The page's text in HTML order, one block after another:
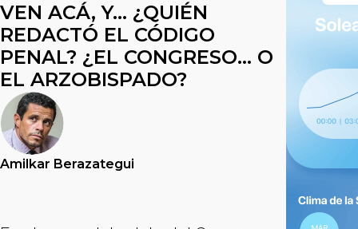
VEN ACÁ, Y… ¿QUIÉN
REDACTÓ EL CÓDIGO
PENAL? ¿EL CONGRESO… O
EL ARZOBISPADO?
Amilkar Berazategui